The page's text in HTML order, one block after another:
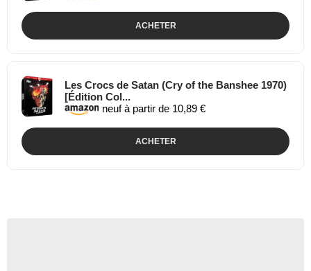
ACHETER
Les Crocs de Satan (Cry of the Banshee 1970)
[Édition Col...
neuf à partir de 10,89 €
ACHETER